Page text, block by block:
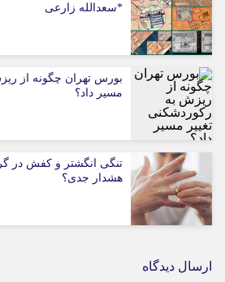
*سعدالله زارعی
بورس تهران چگونه از
مسیر داد؟
تنگی انگشتر و کفش در
هشدار جدی؟
ارسال دیدگاه